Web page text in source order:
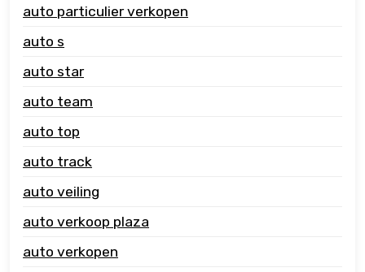
auto particulier verkopen
auto s
auto star
auto team
auto top
auto track
auto veiling
auto verkoop plaza
auto verkopen